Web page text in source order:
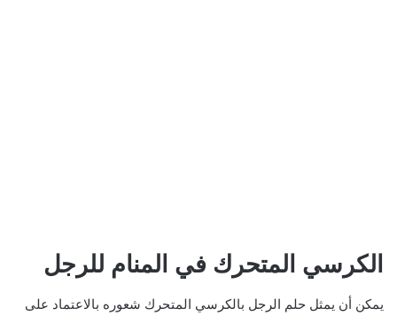
الكرسي المتحرك في المنام للرجل
يمكن أن يمثل حلم الرجل بالكرسي المتحرك شعوره بالاعتماد على